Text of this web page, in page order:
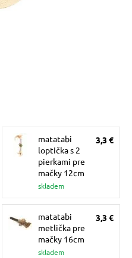
matatabi
loptička s 2
pierkami pre
mačky 12cm
skladem
3,3 €
matatabi
metlička pre
mačky 16cm
skladem
3,3 €